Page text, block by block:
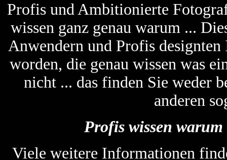
Profis und Ambitionierte
wissen ganz genau warum ...
Anwendern und Profis
worden, die genau wissen was
nicht ... das finden Sie weder
anderen
Profis wissen
Viele weitere Informationen